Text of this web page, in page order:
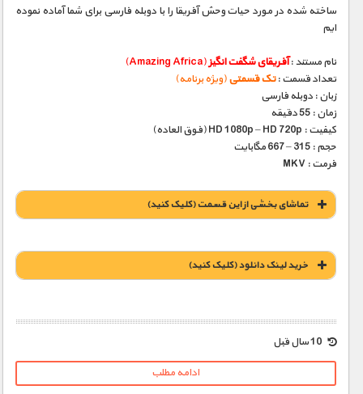
ساخته شده در مورد حیات وحش آفریقا را با دوبله فارسی برای شما آماده نموده
ایم
نام مستند :آفریقای شگفت انگیز(Amazing Africa)
تعداد قسمت :تک قسمتی(ویژه برنامه)
زبان : دوبله فارسی
زمان : 55 دقیقه
کیفیت : HD 1080p – HD 720p (فوق العاده)
حجم : 315 – 667 مگابایت
فرمت : MKV
تماشای بخشی از این قسمت (کلیک کنید)
خريد لينک دانلود (کليک کنيد)
1900 تومان – خريد لينک دانلود (افزودن به سبد خريد)
ادامه مطلب